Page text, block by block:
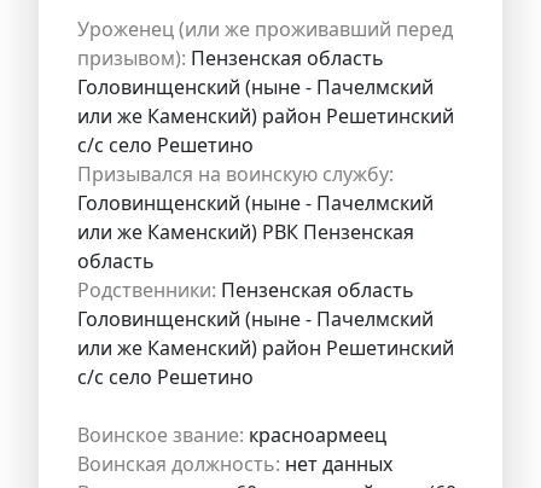
Уроженец (или же проживавший перед
призывом): Пензенская область
Головинщенский (ныне - Пачелмский
или же Каменский) район Решетинский
с/с село Решетино
Призывался на воинскую службу:
Головинщенский (ныне - Пачелмский
или же Каменский) РВК Пензенская
область
Родственники: Пензенская область
Головинщенский (ныне - Пачелмский
или же Каменский) район Решетинский
с/с село Решетино
Воинское звание: красноармеец
Воинская должность: нет данных